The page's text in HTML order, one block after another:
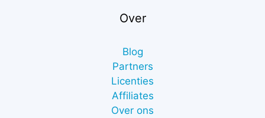
Over
Blog
Partners
Licenties
Affiliates
Over ons